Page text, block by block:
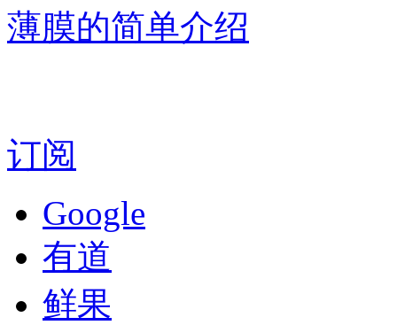
薄膜的简单介绍
订阅
Google
有道
鲜果